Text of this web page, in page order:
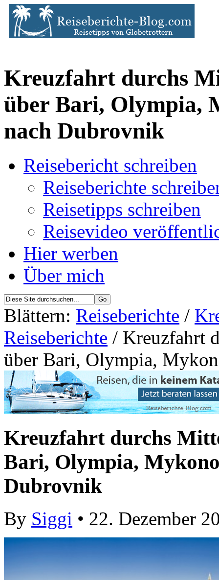
Kreuzfahrt durchs
über Bari, Olympia,
nach Dubrovnik
Reisebericht schreiben
Reiseberichte
Reisetipps schreiben
Reisevideo
Hier werben
Über mich
Blättern: Reiseberichte /
Reiseberichte / Kreuzfahrt
über Bari, Olympia,
Kreuzfahrt durchs
Bari, Olympia,
Dubrovnik
By Siggi • 22. Dezember